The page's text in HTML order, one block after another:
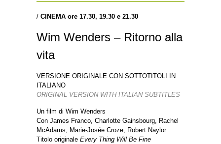
/ CINEMA ore 17.30, 19.30 e 21.30
Wim Wenders – Ritorno alla
vita
VERSIONE ORIGINALE CON SOTTOTITOLI IN
ITALIANO
ORIGINAL VERSION WITH ITALIAN SUBTITLES
Un film di Wim Wenders
Con James Franco, Charlotte Gainsbourg, Rachel
McAdams, Marie-Josée Croze, Robert Naylor
Titolo originale Every Thing Will Be Fine